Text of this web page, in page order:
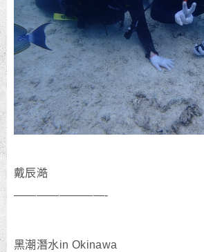
戴辰澔
————————-
黑潮潛水in Okinawa